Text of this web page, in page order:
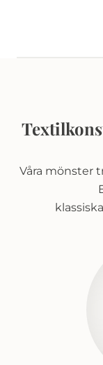
Våra mönster